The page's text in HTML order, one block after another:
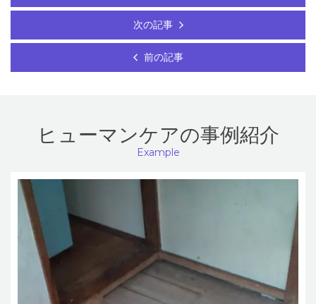
次の記事
前の記事
ヒューマンケアの事例紹介
Example